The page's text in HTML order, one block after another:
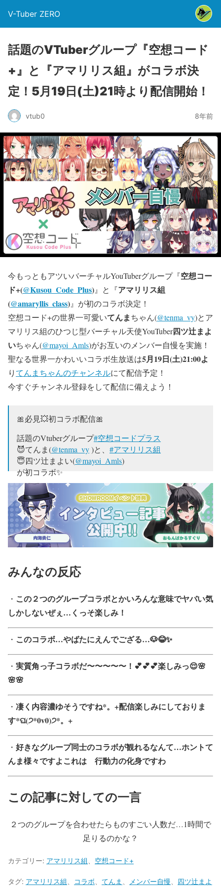
V-Tuber ZERO
話題のVTuberグループ『空想コード
+』と『アマリリス組』がコラボ決
定！5月19日(土)21時より配信開始！
vtub0 8年前
今もっともアツいバーチャルYouTuberグループ『空想コー
ド+(@Kusou_Code_Plus)』と『アマリリス組
(@amaryllis_class)』が初のコラボ決定！
空想コード+の世界一可愛いてんまちゃん(@tenma_vy)とア
マリリス組のひつじ型バーチャル天使YouTuber四ツ辻まよ
いちゃん(@mayoi_Amls)がお互いのメンバー自慢を実施！
聖なる世界一かわいいコラボ生放送は5月19日(土)21:00よ
りてんまちゃんのチャンネルにて配信予定！
今すぐチャンネル登録をして配信に備えよう！
🎀必見💥初コラボ配信🎀
話題のVtuberグループ#空想コードプラス
😈てんま(@tenma_vy)と、 #アマリリス組
😇四ツ辻まよい(@mayoi_Amls)
が初コラボ✨
お互いのメンバー自慢大会⁉
聖なる世界一かわいい生放送は
🌈5月19日(土)
⏰21:00~22:00
⬇てんまのチャンネルで
https://t.co/N6DYefoezE
— てんま＠空想コード＋ (@tenma_vy)
みんなの反応
・ この２つのグループコラボとかいろんな意味でヤバい気
しかしないぜぇ…くっそ楽しみ！
・ このコラボ…やばたにえんでござる…🐶😂✨
・ 実質角っ子コラボだ〜〜〜〜〜！💕💕💕楽しみっ😌🌸
🌸🌸
・ 凄く内容濃ゆそうですね*。+配信楽しみにしておりま
す*ଘ(੭*0v0)੭*。+
・ 好きなグループ同士のコラボが観れるなんて…ホントて
んま様々ですよこれは 行動力の化身ですわ
この記事に対しての一言
２つのグループを合わせたらものすごい人数だ…1時間で
足りるのかな？
カテゴリー: アマリリス組 空想コード+
タグ: アマリリス組 コラボ てんま メンバー自慢 四ツ辻まよ